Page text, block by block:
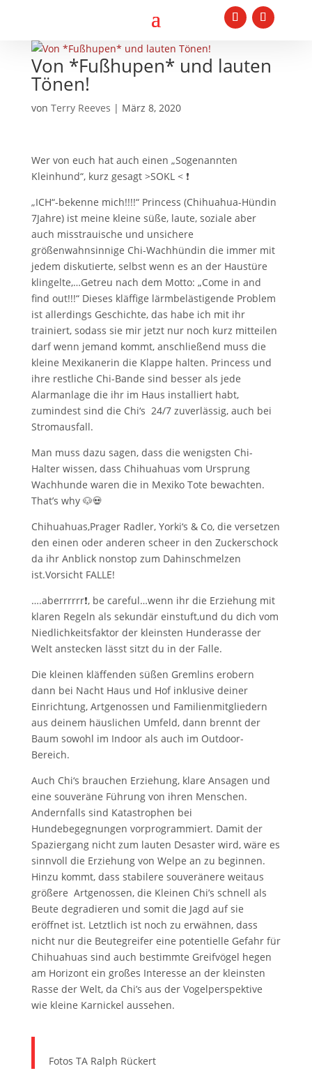
Von *Fußhupen* und lauten
Tönen!
von Terry Reeves | März 8, 2020
Wer von euch hat auch einen „Sogenannten
Kleinhund“, kurz gesagt >SOKL < ❗️
„ICH“-bekenne mich!!!!“ Princess (Chihuahua-Hündin
7Jahre) ist meine kleine süße, laute, soziale aber
auch misstrauische und unsichere
größenwahnsinnige Chi-Wachhündin die immer mit
jedem diskutierte, selbst wenn es an der Haustüre
klingelte,…Getreu nach dem Motto: „Come in and
find out!!!“ Dieses kläffige lärmbelästigende Problem
ist allerdings Geschichte, das habe ich mit ihr
trainiert, sodass sie mir jetzt nur noch kurz mitteilen
darf wenn jemand kommt, anschließend muss die
kleine Mexikanerin die Klappe halten. Princess und
ihre restliche Chi-Bande sind besser als jede
Alarmanlage die ihr im Haus installiert habt,
zumindest sind die Chi‘s 24/7 zuverlässig, auch bei
Stromausfall.
Man muss dazu sagen, dass die wenigsten Chi-
Halter wissen, dass Chihuahuas vom Ursprung
Wachhunde waren die in Mexiko Tote bewachten.
That’s why 🐶💀
Chihuahuas,Prager Radler, Yorki‘s & Co, die versetzen
den einen oder anderen scheer in den Zuckerschock
da ihr Anblick nonstop zum Dahinschmelzen
ist.Vorsicht FALLE!
….aberrrrrr❗️, be careful…wenn ihr die Erziehung mit
klaren Regeln als sekundär einstuft,und du dich vom
Niedlichkeitsfaktor der kleinsten Hunderasse der
Welt anstecken lässt sitzt du in der Falle.
Die kleinen kläffenden süßen Gremlins erobern
dann bei Nacht Haus und Hof inklusive deiner
Einrichtung, Artgenossen und Familienmitgliedern
aus deinem häuslichen Umfeld, dann brennt der
Baum sowohl im Indoor als auch im Outdoor-
Bereich.
Auch Chi‘s brauchen Erziehung, klare Ansagen und
eine souveräne Führung von ihren Menschen.
Andernfalls sind Katastrophen bei
Hundebegegnungen vorprogrammiert. Damit der
Spaziergang nicht zum lauten Desaster wird, wäre es
sinnvoll die Erziehung von Welpe an zu beginnen.
Hinzu kommt, dass stabilere souveränere weitaus
größere Artgenossen, die Kleinen Chi’s schnell als
Beute degradieren und somit die Jagd auf sie
eröffnet ist. Letztlich ist noch zu erwähnen, dass
nicht nur die Beutegreifer eine potentielle Gefahr für
Chihuahuas sind auch bestimmte Greifvögel hegen
am Horizont ein großes Interesse an der kleinsten
Rasse der Welt, da Chi’s aus der Vogelperspektive
wie kleine Karnickel aussehen.
Fotos TA Ralph Rückert